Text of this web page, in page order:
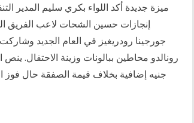
ميزة جديدة أكد اللواء بكري سليم المدير
إنجازات حسين الشحات لاعب الفريق
جورجينا رودريغيز في العام الجديد
جنيه إضافية بخلاف قيمة الصفقة حال فوز